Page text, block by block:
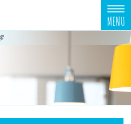
市の注文住宅・新築戸建てを手がける工務店なら
築戸建てを手がける工務店なら小寺工務店